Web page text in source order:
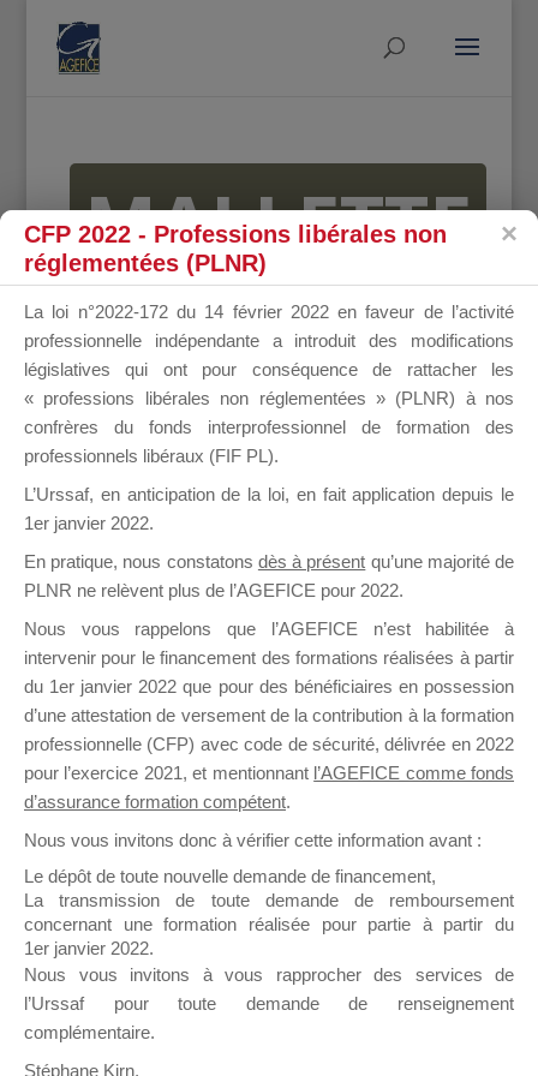
MALLETTE
DU
DIRIGEANT
il y a un mois
Ce groupe est destiné aux Organismes de
Formation qui souhaitent répondre à l’Appel à
Propositions Mallette du Dirigeant.
Ce groupe propose un forum dédié au support
sur lequel il est possible de laisser un message
ou poser une question.
NB : Il est nécessaire d’être
pouvoir rejoindre ce groupe
CFP 2022 - Professions libérales non
réglementées (PLNR)
La loi n°2022-172 du 14 février 2022 en faveur de l’activité
professionnelle indépendante a introduit des modifications
législatives qui ont pour conséquence de rattacher les
« professions libérales non réglementées » (PLNR) à nos
confrères du fonds interprofessionnel de formation des
professionnels libéraux (FIF PL).
L’Urssaf, en anticipation de la loi, en fait application depuis le
1er janvier 2022.
En pratique, nous constatons dès à présent qu’une majorité de
PLNR ne relèvent plus de l’AGEFICE pour 2022.
Nous vous rappelons que l’AGEFICE n’est habilitée à
intervenir pour le financement des formations réalisées à partir
du 1er janvier 2022 que pour des bénéficiaires en possession
d’une attestation de versement de la contribution à la formation
professionnelle (CFP) avec code de sécurité, délivrée en 2022
pour l’exercice 2021, et mentionnant l’AGEFICE comme fonds
d’assurance formation compétent.
Nous vous invitons donc à vérifier cette information avant :
Le dépôt de toute nouvelle demande de financement,
La transmission de toute demande de remboursement
concernant une formation réalisée pour partie à partir du
1er janvier 2022.
Nous vous invitons à vous rapprocher des services de
l’Urssaf pour toute demande de renseignement
complémentaire.
Stéphane Kirn,